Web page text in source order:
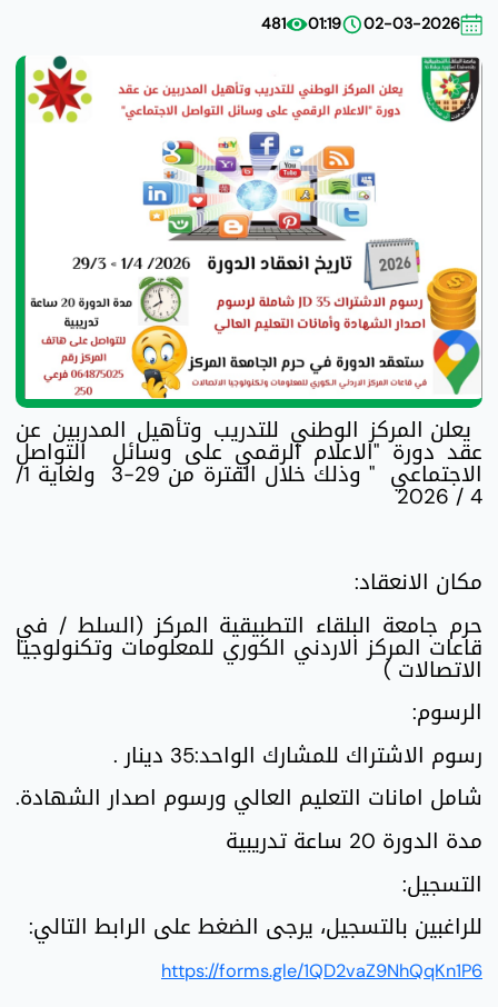
02-03-2026
01:19
481
يعلن المركز الوطني للتدريب وتأهيل المدربين عن
عقد دورة "الاعلام الرقمي على وسائل التواصل
الاجتماعي " وذلك خلال الفترة من 29-3 ولغاية 1/
4 / 2026
مكان الانعقاد:
حرم جامعة البلقاء التطبيقية المركز (السلط / في
قاعات المركز الاردني الكوري للمعلومات وتكنولوجيا
الاتصالات )
الرسوم:
رسوم الاشتراك للمشارك الواحد:35 دينار .
شامل امانات التعليم العالي ورسوم اصدار الشهادة.
مدة الدورة 20 ساعة تدريبية
التسجيل:
للراغبين بالتسجيل، يرجى الضغط على الرابط التالي:
https://forms.gle/1QD2vaZ9NhQqKn1P6